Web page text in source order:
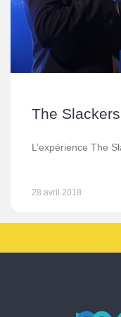
The Slackers
28 avril 2018